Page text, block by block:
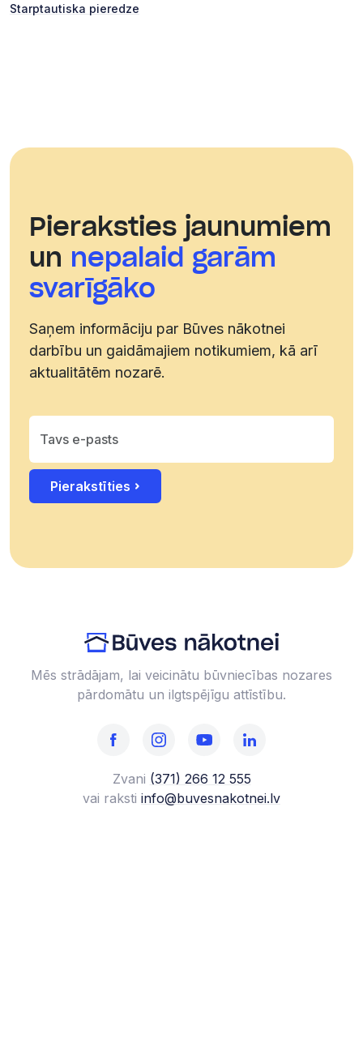
Starptautiska pieredze
Pieraksties jaunumiem
un nepalaid garām
svarīgāko
Saņem informāciju par Būves nākotnei
darbību un gaidāmajiem notikumiem, kā arī
aktualitātēm nozarē.
Pierakstīties
Mēs strādājam, lai veicinātu būvniecības nozares
pārdomātu un ilgtspējīgu attīstību.
Zvani (371) 266 12 555‬
vai raksti info@buvesnakotnei.lv